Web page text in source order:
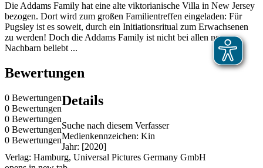
Die Addams Family hat eine alte viktorianische Villa in New Jersey
bezogen. Dort wird zum großen Familientreffen eingeladen: Für
Pugsley ist es soweit, durch ein Initiationsritual zum Erwachsenen
zu werden! Doch die Addams Family ist nicht bei allen neuen
Nachbarn beliebt ...
Bewertungen
0 Bewertungen
0 Bewertungen
0 Bewertungen
0 Bewertungen
0 Bewertungen
Details
Suche nach diesem Verfasser
Medienkennzeichen: Kin
Jahr: [2020]
Verlag: Hamburg, Universal Pictures Germany GmbH